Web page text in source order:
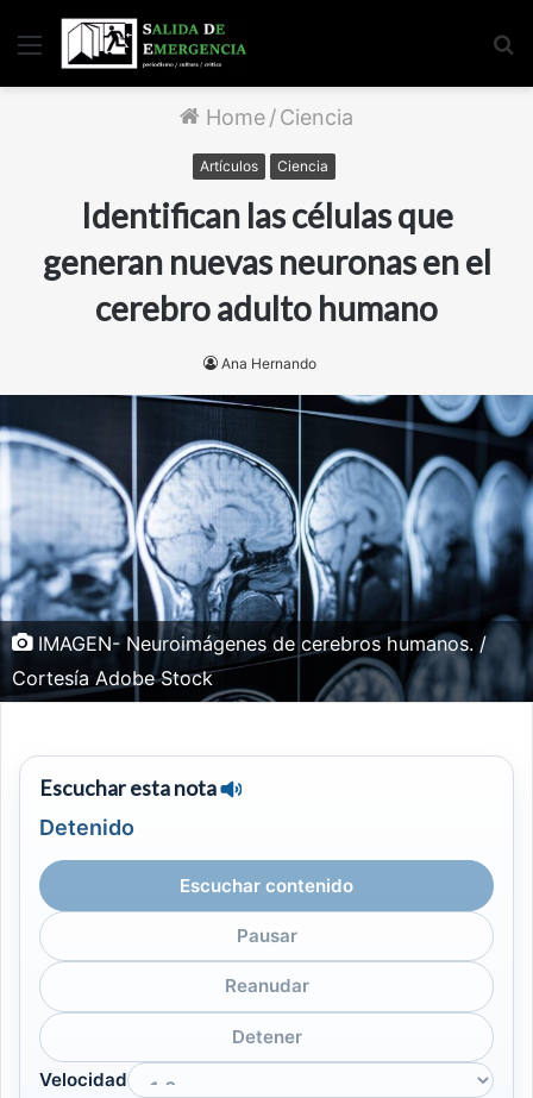
Menu
Home/Ciencia
Artículos Ciencia
Identifican las células que
generan nuevas neuronas en el
cerebro adulto humano
Ana Hernando
IMAGEN- Neuroimágenes de cerebros humanos. /
Cortesía Adobe Stock
Escuchar esta nota
Detenido
Escuchar contenido
Pausar
Reanudar
Detener
Velocidad